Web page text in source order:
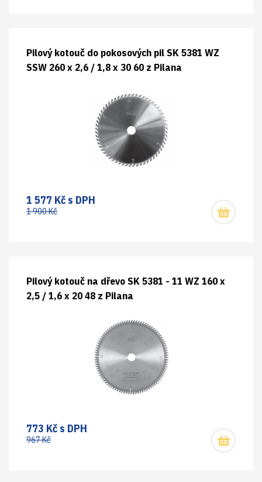
Pilový kotouč do pokosových pil SK 5381 WZ
SSW 260 x 2,6 / 1,8 x 30 60 z Pilana
1 577 Kč s DPH
1 900 Kč
Pilový kotouč na dřevo SK 5381 - 11 WZ 160 x
2,5 / 1,6 x 20 48 z Pilana
773 Kč s DPH
967 Kč